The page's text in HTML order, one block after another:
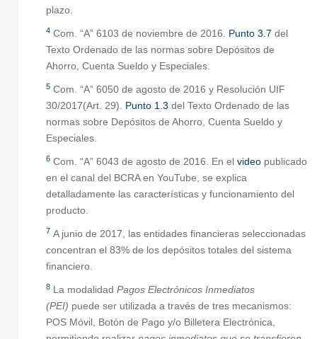
plazo.
4 Com. “A” 6103 de noviembre de 2016. Punto 3.7 del
Texto Ordenado de las normas sobre Depósitos de
Ahorro, Cuenta Sueldo y Especiales.
5 Com. “A” 6050 de agosto de 2016 y Resolución UIF
30/2017(Art. 29). Punto 1.3 del Texto Ordenado de las
normas sobre Depósitos de Ahorro, Cuenta Sueldo y
Especiales.
6 Com. “A” 6043 de agosto de 2016. En el video publicado
en el canal del BCRA en YouTube, se explica
detalladamente las características y funcionamiento del
producto.
7 A junio de 2017, las entidades financieras seleccionadas
concentran el 83% de los depósitos totales del sistema
financiero.
8 La modalidad Pagos Electrónicos Inmediatos
(PEI) puede ser utilizada a través de tres mecanismos:
POS Móvil, Botón de Pago y/o Billetera Electrónica,